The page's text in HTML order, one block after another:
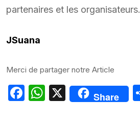
partenaires et les organisateurs.
JSuana
Merci de partager notre Article
Facebook
WhatsApp
X Share